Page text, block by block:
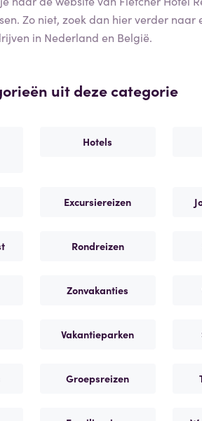
Zo niet, zoek dan hier verder naar
in Nederland en België.
uit deze categorie
Hotels
Excursiereizen
Rondreizen
Zonvakanties
Vakantieparken
Groepsreizen